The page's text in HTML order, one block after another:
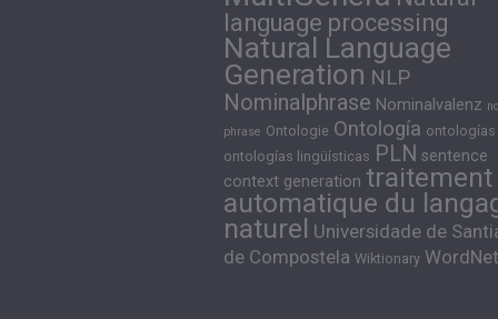
language processing
Natural Language
Generation NLP
Nominalphrase Nominalvalenz
phrase Ontologie Ontología ontologías
ontologías lingüísticas PLN sentence
context generation traitement
automatique du
naturel Universidade de
de Compostela Wiktionary WordNet